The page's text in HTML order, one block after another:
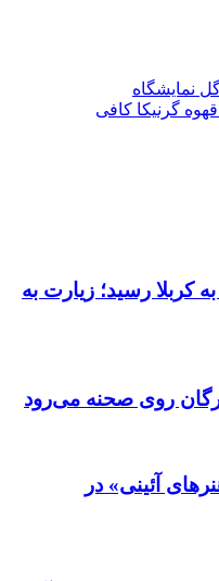
نمایشگاه
گرنیکا کافی
کربلا رسید؛ زیارت به
روی صحنه می‌رود
آئینی» در